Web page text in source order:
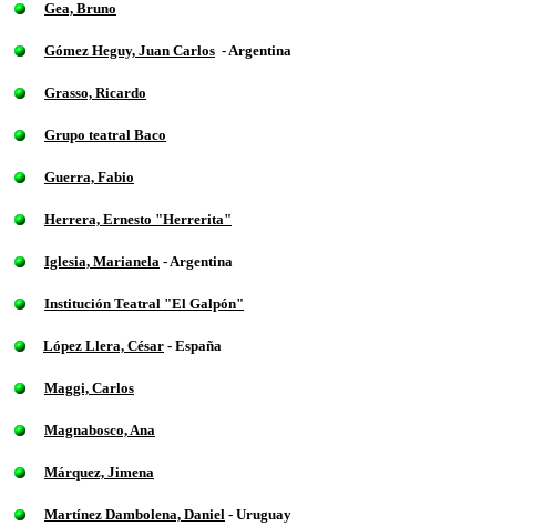
Gea, Bruno
Gómez Heguy, Juan Carlos - Argentina
Grasso, Ricardo
Grupo teatral Baco
Guerra, Fabio
Herrera, Ernesto "Herrerita"
Iglesia, Marianela - Argentina
Institución Teatral "El Galpón"
López Llera, César - España
Maggi, Carlos
Magnabosco, Ana
Márquez, Jimena
Martínez Dambolena, Daniel - Uruguay